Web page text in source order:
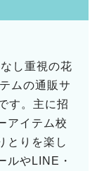
し重視の花
ムの通販サ
す。主に招
アイテム校
とりを楽し
ルやLINE・